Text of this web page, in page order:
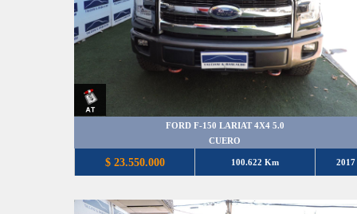
FORD F-150 LARIAT 4X4 5.0
CUERO
$ 23.550.000 100.622 Km 2017